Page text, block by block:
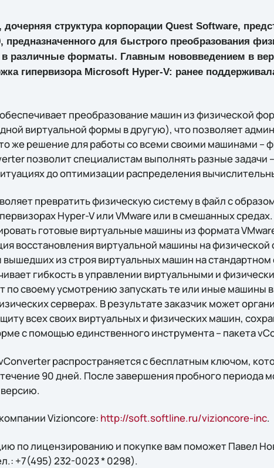
дочерняя структура корпорации Quest Software,
предназначенного для быстрого преобразования
различные форматы. Главным нововведением в
гипервизора Microsoft Hyper-V: ранее
преобразование машин из физической
виртуальной формы в другую), что позволяет
же решение для работы со всеми своими машинами –
позволит специалистам выполнять разные задачи
до оптимизации распределения
превратить физическую систему в файл с
Hyper-V или VMware или в смешанных
готовые виртуальные машины из формата
восстановления виртуальной машины на физической
вышедших из строя виртуальных машин на стандартном
гибкость в управлении виртуальными и
по своему усмотрению запускать те или иные машины
серверах. В результате заказчик может
всех своих виртуальных и физических машин,
с помощью единственного инструмента – пакета
распространяется с бесплатным ключом,
течение 90 дней. После завершения пробного периода
Vizioncore: http://soft.softline.ru/vizioncore-inc.
по лицензированию и покупке вам поможет Павел
+7(495) 232-0023 * 0298).